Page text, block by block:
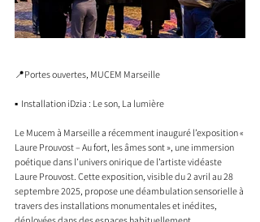
📍Portes ouvertes, MUCEM Marseille
▪️ Installation iDzia : Le son, La lumière
Le Mucem à Marseille a récemment inauguré l’exposition «
Laure Prouvost – Au fort, les âmes sont », une immersion
poétique dans l’univers onirique de l’artiste vidéaste
Laure Prouvost. Cette exposition, visible du 2 avril au 28
septembre 2025, propose une déambulation sensorielle à
travers des installations monumentales et inédites,